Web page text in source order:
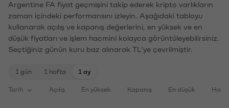
Argentine FA fiyat geçmişini takip ederek kripto varlıkların
zaman içindeki performansını izleyin. Aşağıdaki tabloyu
kullanarak açılış ve kapanış değerlerini, en yüksek ve en
düşük fiyatları ve işlem hacmini kolayca görüntüleyebilirsiniz.
Seçtiğiniz günün kuru baz alınarak TL'ye çevrilmiştir.
1 gün 1 hafta 1 ay
Tarih Açılış En yüksek Kapanış En düşük